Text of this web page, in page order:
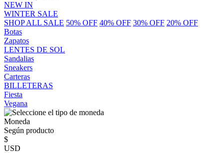
NEW IN
WINTER SALE
SHOP ALL SALE 50% OFF 40% OFF 30% OFF 20% OFF
Botas
Zapatos
LENTES DE SOL
Sandalias
Sneakers
Carteras
BILLETERAS
Fiesta
Vegana
Moneda
Según producto
$
USD